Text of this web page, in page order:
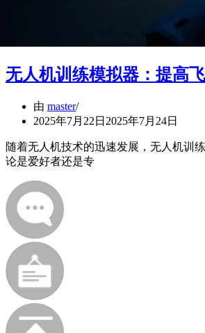
无人机训练模拟器：提高
由 master
2025年7月22日 2025年7月24日
随着无人机技术的迅速发展，无人机训
论是爱好者还是专